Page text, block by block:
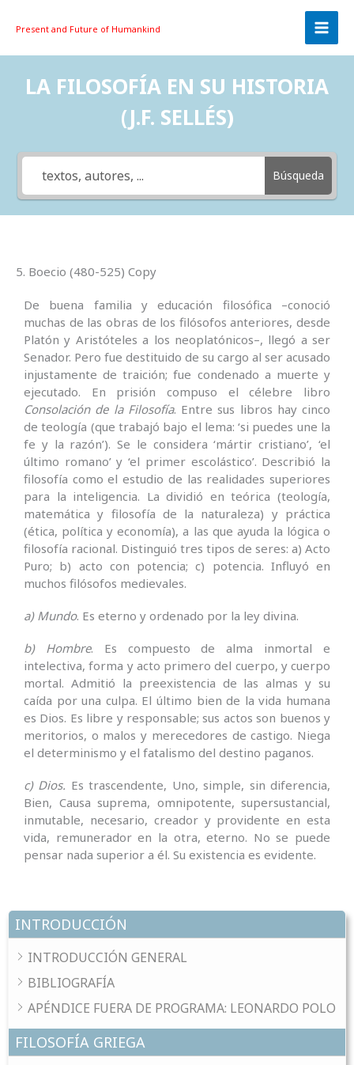
Present and Future of Humankind
LA FILOSOFÍA EN SU HISTORIA
(J.F. SELLÉS)
Búsqueda
INTRODUCCIÓN
INTRODUCCIÓN GENERAL
BIBLIOGRAFÍA
APÉNDICE FUERA DE PROGRAMA: LEONARDO POLO
FILOSOFÍA GRIEGA
5. Boecio (480-525) Copy
De buena familia y educación filosófica –conoció
muchas de las obras de los filósofos anteriores, desde
Platón y Aristóteles a los neoplatónicos–, llegó a ser
Senador. Pero fue destituido de su cargo al ser acusado
injustamente de traición; fue condenado a muerte y
ejecutado. En prisión compuso el célebre libro
Consolación de la Filosofía. Entre sus libros hay cinco
de teología (que trabajó bajo el lema: ‘si puedes une la
fe y la razón’). Se le considera ‘mártir cristiano’, ‘el
último romano’ y ‘el primer escolástico’. Describió la
filosofía como el estudio de las realidades superiores
para la inteligencia. La dividió en teórica (teología,
matemática y filosofía de la naturaleza) y práctica
(ética, política y economía), a las que ayuda la lógica o
filosofía racional. Distinguió tres tipos de seres: a) Acto
Puro; b) acto con potencia; c) potencia. Influyó en
muchos filósofos medievales.
a) Mundo. Es eterno y ordenado por la ley divina.
b) Hombre. Es compuesto de alma inmortal e
intelectiva, forma y acto primero del cuerpo, y cuerpo
mortal. Admitió la preexistencia de las almas y su
caída por una culpa. El último bien de la vida humana
es Dios. Es libre y responsable; sus actos son buenos y
meritorios, o malos y merecedores de castigo. Niega
el determinismo y el fatalismo del destino paganos.
c) Dios. Es trascendente, Uno, simple, sin diferencia,
Bien, Causa suprema, omnipotente, supersustancial,
inmutable, necesario, creador y providente en esta
vida, remunerador en la otra, eterno. No se puede
pensar nada superior a él. Su existencia es evidente.